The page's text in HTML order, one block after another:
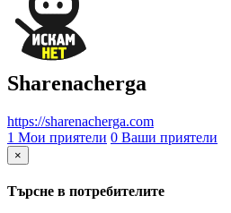
Sharenacherga
https://sharenacherga.com
1 Мои приятели 0 Ваши приятели
×
Търсне в потребителите